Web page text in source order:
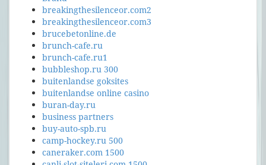
breakingthesilenceor.com2
breakingthesilenceor.com3
brucebetonline.de
brunch-cafe.ru
brunch-cafe.ru1
bubbleshop.ru 300
buitenlandse goksites
buitenlandse online casino
buran-day.ru
business partners
buy-auto-spb.ru
camp-hockey.ru 500
caneraker.com 1500